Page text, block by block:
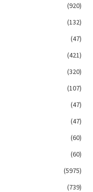
(920)
(132)
(47)
(421)
(320)
(107)
(47)
(47)
(60)
(60)
(5975)
(739)